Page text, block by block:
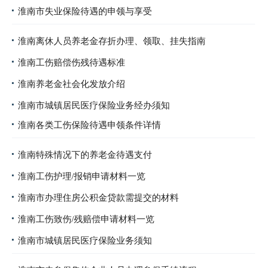
淮南市失业保险待遇的申领与享受
淮南离休人员养老金存折办理、领取、挂失指南
淮南工伤赔偿伤残待遇标准
淮南养老金社会化发放介绍
淮南市城镇居民医疗保险业务经办须知
淮南各类工伤保险待遇申领条件详情
淮南特殊情况下的养老金待遇支付
淮南工伤护理/报销申请材料一览
淮南市办理住房公积金贷款需提交的材料
淮南工伤致伤/残赔偿申请材料一览
淮南市城镇居民医疗保险业务须知